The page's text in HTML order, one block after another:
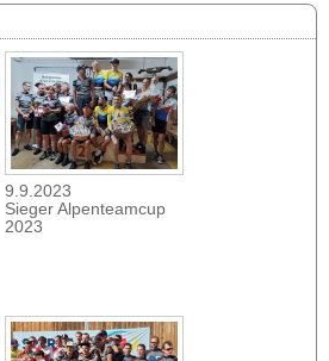
9.9.2023
Sieger Alpenteamcup
2023